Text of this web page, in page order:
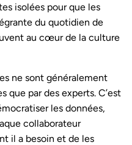
isolées pour que les
du quotidien de
au cœur de la culture
ne sont généralement
que par des experts. C’est
les données,
collaborateur
il a besoin et de les